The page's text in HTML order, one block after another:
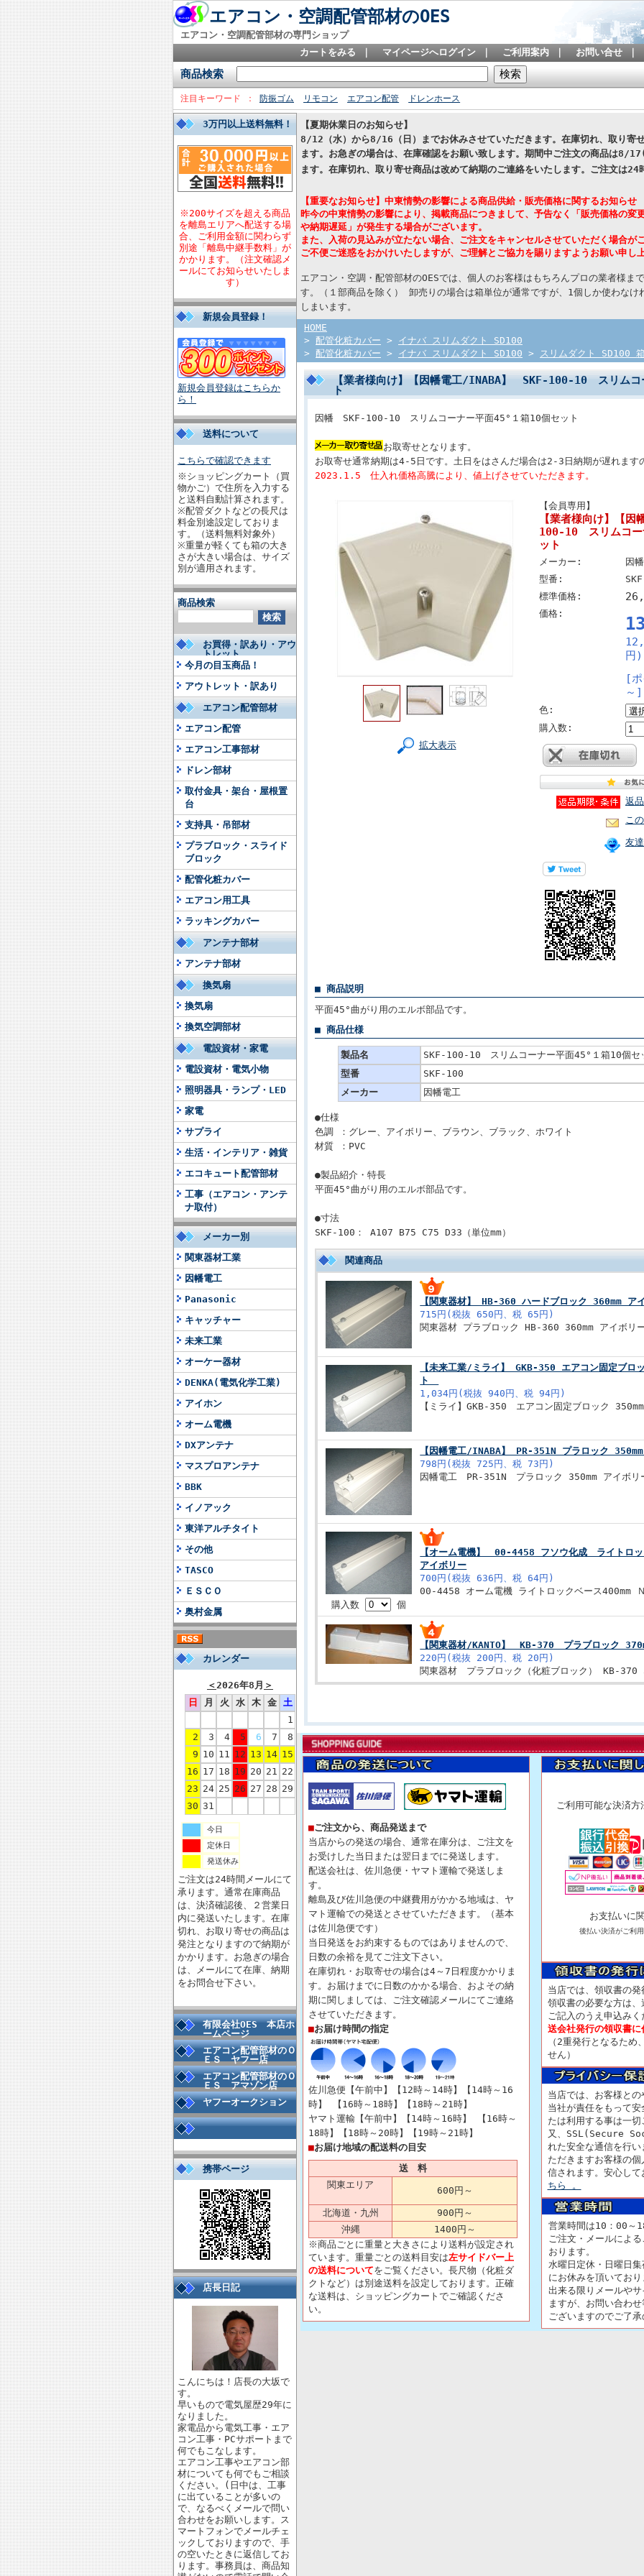
エアコン・空調配管部材のOES
エアコン・空調配管部材の専門ショップ
カートをみる
マイページへログイン ご利用案内 お問い合せ
商品検索
注目キーワード 防振ゴム リモコン エアコン配管 ドレンホース
3万円以上送料無料！
※200サイズを超える商品
を離島エリアへ配送する場
合、ご利用金額に関わらず
別途「離島中継手数料」が
かかります。（注文確認メ
ールにてお知らせいたしま
す）
新規会員登録！
新規会員登録はこちらか
ら！
送料について
こちらで確認できます
※ショッピングカート（買
物かご）で住所を入力する
と送料自動計算されます。
※配管ダクトなどの長尺は
料金別途設定しておりま
す。（送料無料対象外）
※重量が軽くても箱の大き
さが大きい場合は、サイズ
別が適用されます。
商品検索
お買得・訳あり・アウ
トレット
今月の目玉商品！
アウトレット・訳あり
エアコン配管部材
エアコン配管
エアコン工事部材
ドレン部材
取付金具・架台・屋根置
台
支持具・吊部材
プラブロック・スライド
ブロック
配管化粧カバー
エアコン用工具
ラッキングカバー
アンテナ部材
アンテナ部材
換気扇
換気扇
換気空調部材
電設資材・家電
電設資材・電気小物
照明器具・ランプ・LED
家電
サプライ
生活・インテリア・雑貨
エコキュート配管部材
工事（エアコン・アンテ
ナ取付）
メーカー別
関東器材工業
因幡電工
Panasonic
キャッチャー
未来工業
オーケー器材
DENKA(電気化学工業)
アイホン
オーム電機
DXアンテナ
マスプロアンテナ
BBK
イノアック
東洋アルチタイト
その他
TASCO
ＥＳＣＯ
奥村金属
カレンダー
＜2026年8月 ＞
日
月 火 水 木 金
土
1
2
3 4 5 6 7
8
9 10 11 12 13 14 15
16 17 18 19 20 21 22
23 24 25 26 27 28 29
30 31
今日
定休日
発送休み
ご注文は24時間メールにて
承ります。通常在庫商品
は、決済確認後、２営業日
内に発送いたします。在庫
切れ、お取り寄せの商品は
発注となりますので納期が
かかります。お急ぎの場合
は、メールにて在庫、納期
をお問合せ下さい。
有限会社OES 本店ホ
ームページ
エアコン配管部材のＯ
ＥＳ ヤフー店
エアコン配管部材のＯ
ＥＳ アマゾン店
ヤフーオークション
携帯ページ
店長日記
こんにちは！店長の大坂で
す。
早いもので電気屋歴29年に
なりました。
家電品から電気工事・エア
コン工事・PCサポートまで
何でもこなします。
エアコン工事やエアコン部
材についても何でもご相談
ください。(日中は、工事
に出ていることが多いの
で、なるべくメールで問い
合わせをお願いします。ス
マートフォンでメールチェ
ックしておりますので、手
の空いたときに返信してお
ります。事務員は、商品知
【夏期休業日のお知らせ】
8/12（水）から8/16（日）までお休みさせていただきます。在庫切れ、取り寄
ます。お急ぎの場合は、在庫確認をお願い致します。期間中ご注文の商品は8/
ます。在庫切れ、取り寄せ商品は改めて納期のご連絡をいたします。 ご注文は24
【重要なお知らせ】中東情勢の影響による商品供給・販売価格に関するお知らせ
昨今の中東情勢の影響により、掲載商品につきまして、予告なく「販売価格の変
や納期遅延」が発生する場合がございます。
また、入荷の見込みが立たない場合、ご注文をキャンセルさせていただく場合が
ご不便ご迷惑をおかけいたしますが、ご理解とご協力を賜りますようお願い申し
エアコン・空調・配管部材のOESでは、個人のお客様はもちろんプロの業者様ま
す。（１部商品を除く） 卸売りの場合は箱単位が通常ですが、1個しか使わな
しまいます。
HOME
> 配管化粧カバー > イナバ スリムダクト SD100
> 配管化粧カバー > イナバ スリムダクト SD100 > スリムダクト SD100
【業者様向け】【因幡電工/INABA】 SKF-100-10 スリムコ
ト
因幡 SKF-100-10 スリムコーナー平面45°１箱10個セット
お取寄せとなります。
お取寄せ通常納期は4-5日です。土日をはさんだ場合は2-3日納期が遅れます
2023.1.5 仕入れ価格高騰により、値上げさせていただきます。
拡大表示
【会員専用】
【業者様向け】【
100-10 スリムコー
ット
メーカー:
因
型番:
標準価格:
価格:
円
[ポ
～]
色:
購入数:
返
こ
友
■ 商品説明
平面45°曲がり用のエルボ部品です。
■ 商品仕様
製品名
SKF-100-10 スリムコーナー平面45°１箱10個セ
型番
SKF-100
メーカー
因幡電工
●仕様
色調 ：グレー、アイボリー、ブラウン、ブラック、ホワイト
材質 ：PVC
●製品紹介・特長
平面45°曲がり用のエルボ部品です。
●寸法
SKF-100： A107 B75 C75 D33（単位mm）
関連商品
【関東器材】 HB-360 ハードブロック 360mm
715円(税抜 650円、税 65円)
関東器材 プラブロック HB-360 360mm アイボリ
【未来工業/ミライ】 GKB-350 エアコン固定ブロ
ト
1,034円(税抜 940円、税 94円)
【ミライ】GKB-350 エアコン固定ブロック
【因幡電工/INABA】 PR-351N プラロック
798円(税抜 725円、税 73円)
因幡電工 PR-351N プラロック 350mm アイボリ
購入数 個
【オーム電機】 00-4458 フソウ化成 ライトロッ
アイボリー
700円(税抜 636円、税 64円)
00-4458 オーム電機 ライトロックベース400mm
【関東器材/KANTO】 KB-370 プラブロック
220円(税抜 200円、税 20円)
関東器材 プラブロック（化粧ブロック） KB-370
■ご注文から、商品発送まで
当店からの発送の場合、通常在庫分は、ご注文を
お受けした当日または翌日までに発送します。
配送会社は、佐川急便・ヤマト運輸で発送しま
す。
離島及び佐川急便の中継費用がかかる地域は、ヤ
マト運輸での発送とさせていただきます。（基本
は佐川急便です）
当日発送をお約束するものではありませんので、
日数の余裕を見てご注文下さい。
在庫切れ・お取寄せの場合は4～7日程度かかりま
す。お届けまでに日数のかかる場合、およその納
期に関しましては、ご注文確認メールにてご連絡
させていただきます。
■お届け時間の指定
佐川急便【午前中】【12時～14時】【14時～16
時】 【16時～18時】【18時～21時】
ヤマト運輸【午前中】【14時～16時】 【16時～
18時】【18時～20時】【19時～21時】
■お届け地域の配送料の目安
送 料
関東エリア
600円 ～
北海道・九州
900円～
沖縄
1400円～
※商品ごとに重量と大きさにより送料が設定され
ています。重量ごとの送料目安は左サイドバー上
の送料についてをご覧ください。長尺物（化粧ダ
クトなど）は別途送料を設定しております。正確
な送料は、ショッピングカートでご確認くださ
い。
ご利用可能な
お支払いに
後払い決済がご利
当店では、領収書の
領収書の必要な方は
ご記入のうえ申込みく
送会社発行の領収書
（2重発行となるため
せん）
当店では、お客様と
当社が責任をもって
たは利用する事は一
又、SSL(Secure
れた安全な通信を行
ただきますお客様の
信されます。安心し
ちら 。
営業時間は10：00～
ご注文・メールによ
おります。
水曜日定休・日曜日
にお休みを頂いてお
出来る限りメールや
ますが、お問い合わ
ございますのでご了